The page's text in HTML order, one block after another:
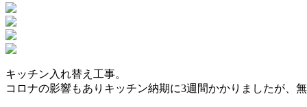
キッチン入れ替え工事。
コロナの影響もありキッチン納期に3週間かかりましたが、